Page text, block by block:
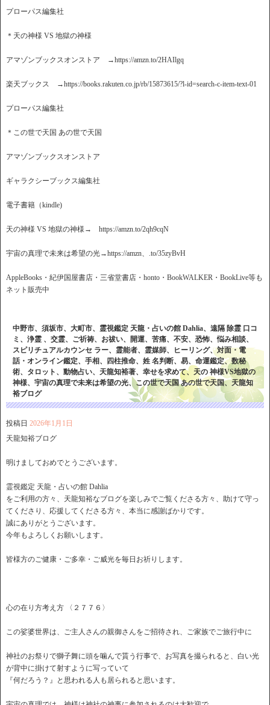
プローパス編集社
＊天の神様 VS 地獄の神様
アマゾンブックスオンストア →https://amzn.to/2HAIlgq
楽天ブックス →https://books.rakuten.co.jp/rb/15873615/?l-id=search-c-item-text-01
プローパス編集社
＊この世で天国 あの世で天国
アマゾンブックスオンストア
ギャラクシーブックス編集社
電子書籍（kindle)
天の神様 VS 地獄の神様→ https://amzn.to/2qh9cqN
宇宙の真理で未来は希望の光→https://amzn、.to/35zyBvH
AppleBooks・紀伊国屋書店・三省堂書店・honto・BookWALKER・BookLive等も
ネット販売中
中野市、須坂市、大町市、霊視鑑定 天龍・占いの館 Dahlia、遠隔 除霊 口コ
ミ、浄霊 、交霊、ご祈祷、お祓い、開運、苦痛、不安、恐怖、悩み相談、
スピリチュアルカウンセ ラー、霊能者、霊媒師、ヒーリング、対面・電
話・オンライン鑑定、手相、四柱推命、姓 名判断、易、命運鑑定、数秘
術、タロット、動物占い、天龍知裕著、幸せを求めて、天の 神様VS地獄の
神様、宇宙の真理で未来は希望の光、この世で天国 あの世で天国、天龍知
裕ブログ
投稿日 2026年1月1日
天龍知裕ブログ
明けましておめでとうございます。
霊視鑑定 天龍・占いの館 Dahlia
をご利用の方々、天龍知裕なブログを楽しみでご覧くださる方々、助けて守っ
てくださり、応援してくださる方々、本当に感謝ばかりです。
誠にありがとうございます。
今年もよろしくお願いします。
皆様方のご健康・ご多幸・ご威光を毎日お祈りします。
心の在り方考え方 〈２７７６〉
この娑婆世界は、ご主人さんの親御さんをご招待され、ご家族でご旅行中に
神社のお祭りで獅子舞に頭を噛んで貰う行事で、お写真を撮られると、白い光
が背中に掛けて射すように写っていて
『何だろう？』と思われる人も居られると思います。